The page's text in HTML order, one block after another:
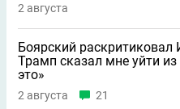
2 августа
Боярский
Трамп сказал мне уйти
это»
2 августа 21